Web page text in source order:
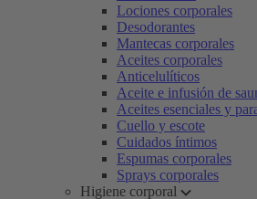
Lociones corporales
Desodorantes
Mantecas corporales
Aceites corporales
Anticelulíticos
Aceite e infusión de
Aceites esenciales y
Cuello y escote
Cuidados íntimos
Espumas corporales
Sprays corporales
Higiene corporal